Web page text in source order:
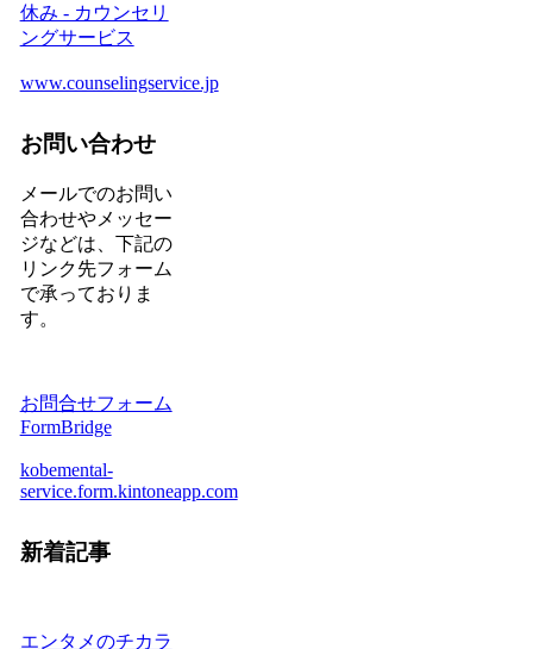
休み - カウンセリ
ングサービス
www.counselingservice.jp
お問い合わせ
メールでのお問い
合わせやメッセー
ジなどは、下記の
リンク先フォーム
で承っておりま
す。
お問合せフォーム
FormBridge
kobemental-
service.form.kintoneapp.com
新着記事
エンタメのチカラ